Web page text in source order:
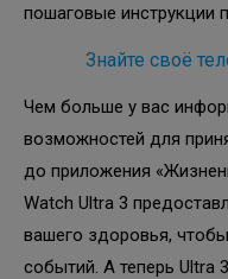
пошаговые инструкции
Знайте своё
Чем больше у вас
возможностей для
до приложения
Watch Ultra 3
вашего здоровья,
событий. А теперь Ultra